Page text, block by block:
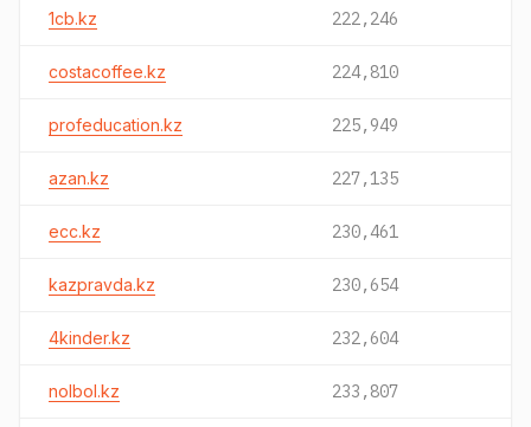
1cb.kz 222,246
costacoffee.kz 224,810
profeducation.kz 225,949
azan.kz 227,135
ecc.kz 230,461
kazpravda.kz 230,654
4kinder.kz 232,604
nolbol.kz 233,807